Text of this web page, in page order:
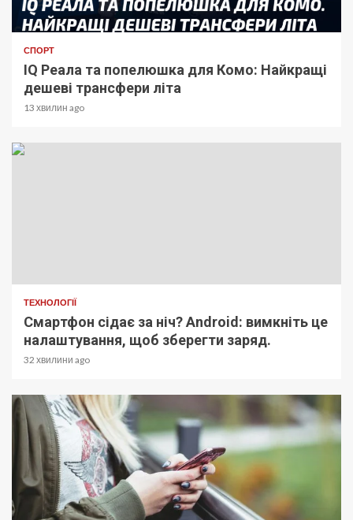
СПОРТ
IQ Реала та попелюшка для Комо: Найкращі
дешеві трансфери літа
13 хвилин ago
ТЕХНОЛОГІЇ
Смартфон сідає за ніч? Android: вимкніть це
налаштування, щоб зберегти заряд.
32 хвилини ago